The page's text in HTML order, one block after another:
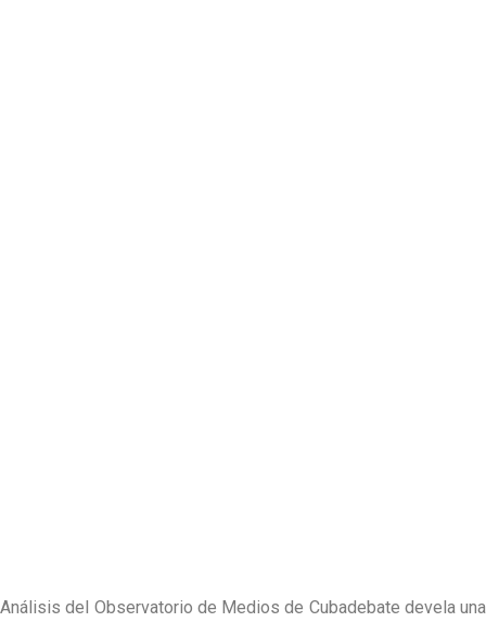
Análisis del Observatorio de Medios de Cubadebate devela una